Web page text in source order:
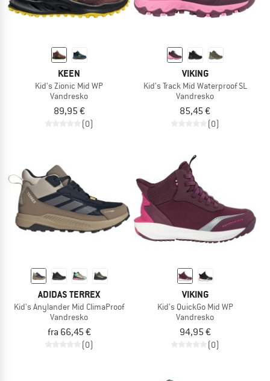
KEEN
Kid's Zionic Mid WP
Vandresko
89,95 €
(0)
VIKING
Kid's Track Mid Waterproof SL
Vandresko
85,45 €
(0)
ADIDAS TERREX
Kid's Anylander Mid ClimaProof
Vandresko
fra 66,45 €
(0)
VIKING
Kid's QuickGo Mid WP
Vandresko
94,95 €
(0)